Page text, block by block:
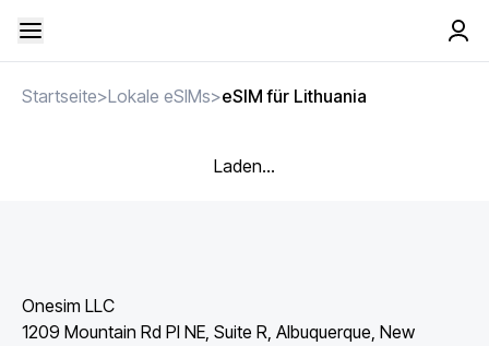
Startseite>Lokale eSIMs>eSIM für Lithuania
Laden...
Onesim LLC
1209 Mountain Rd Pl NE, Suite R, Albuquerque, New